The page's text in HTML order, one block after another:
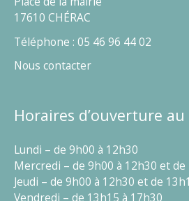
17610 CHÉRAC
Téléphone : 05 46 96 44 02
Nous contacter
Horaires d’ouverture
Lundi – de 9h00 à 12h30
Mercredi – de 9h00 à 12h30 et de
Jeudi – de 9h00 à 12h30 et de
Vendredi – de 13h15 à 17h30